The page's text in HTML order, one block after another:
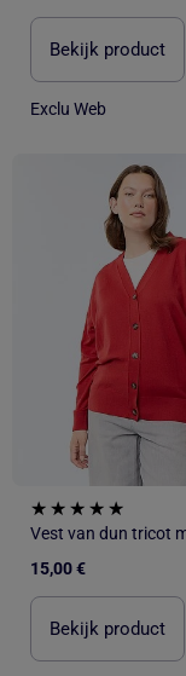
Bekijk product
Exclu Web
15,00 €
Bekijk product